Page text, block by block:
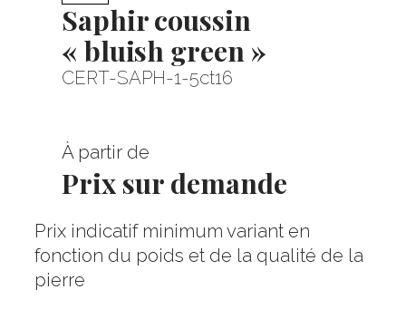
Saphir coussin
« bluish green »
CERT-SAPH-1-5ct16
À partir de
Prix sur demande
Prix indicatif minimum variant en
fonction du poids et de la qualité de la
pierre